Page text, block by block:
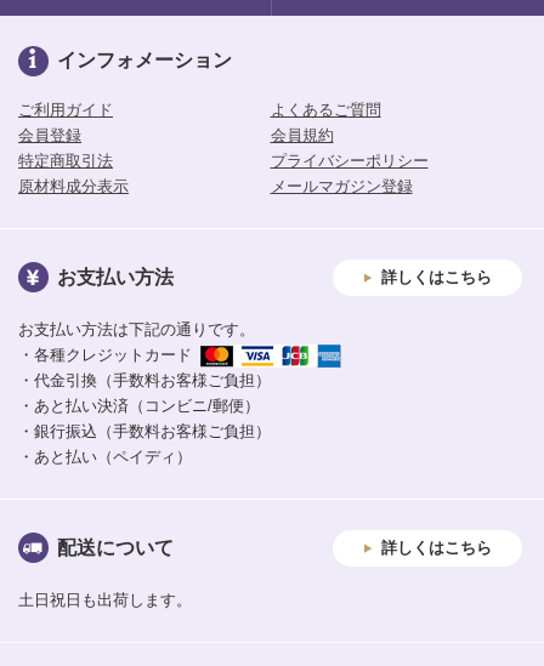
インフォメーション
ご利用ガイド
よくあるご質問
会員登録
会員規約
特定商取引法
プライバシーポリシー
原材料成分表示
メールマガジン登録
お支払い方法 詳しくはこちら
お支払い方法は下記の通りです。
・各種クレジットカード
・代金引換（手数料お客様ご負担）
・あと払い決済（コンビニ/郵便）
・銀行振込（手数料お客様ご負担）
・あと払い（ペイディ）
配送について 詳しくはこちら
土日祝日も出荷します。